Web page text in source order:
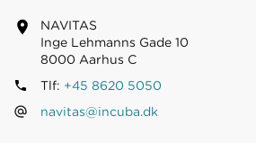
NAVITAS
Inge Lehmanns Gade 10
8000 Aarhus C
Tlf: +45 8620 5050
navitas@incuba.dk